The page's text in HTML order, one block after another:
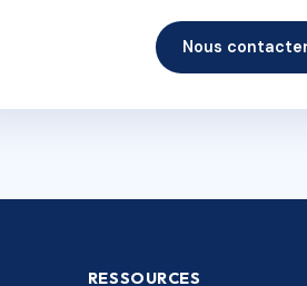
Nous
RESSOURCES